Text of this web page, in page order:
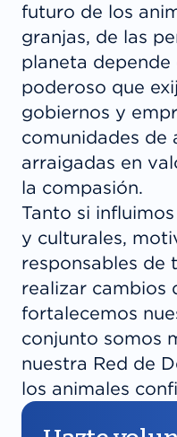
futuro de los
granjas, de las
planeta
poderoso que
gobiernos y
comunidades de
arraigadas en
la compasión.
Tanto si
y culturales,
responsables de
realizar cambios
fortalecemos
conjunto somos
nuestra Red de
los animales